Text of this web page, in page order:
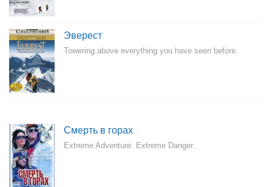
Эверест
Towering above everything you have seen before.
Смерть в горах
Extreme Adventure. Extreme Danger.